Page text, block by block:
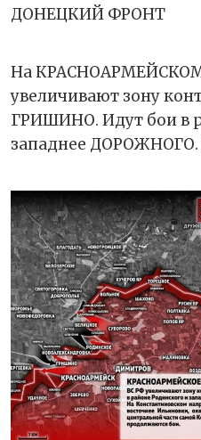
ДОНЕЦКИЙ ФРОНТ
На
увеличивают зону
ГРИШИНО. Идут бои в
западнее ДОРОЖНОГО.